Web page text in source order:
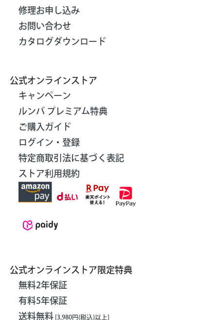
修理お申し込み
お問い合わせ
カタログダウンロード
公式オンラインストア
キャンペーン
ルンバ プレミアム特典
ご購入ガイド
ログイン・登録
特定商取引法に基づく表記
ストア利用規約
公式オンラインストア限定特典
無料2年保証
有料5年保証
送料無料 [3,980円(税込)以上]